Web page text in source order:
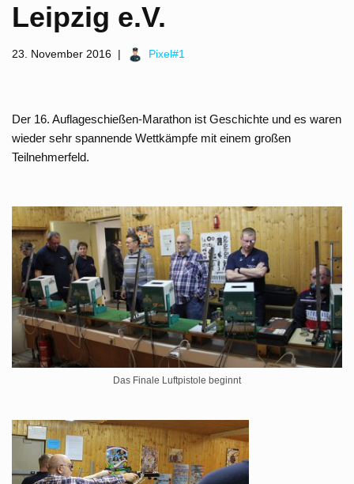
Leipzig e.V.
23. November 2016 Pixel#1
Der 16. Auflageschießen-Marathon ist Geschichte und es waren
wieder sehr spannende Wettkämpfe mit einem großen
Teilnehmerfeld.
Das Finale Luftpistole beginnt